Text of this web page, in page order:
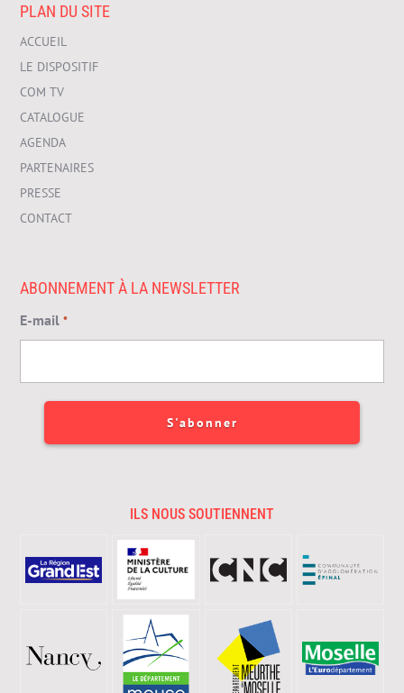
PLAN DU SITE
ACCUEIL
LE DISPOSITIF
COM TV
CATALOGUE
AGENDA
PARTENAIRES
PRESSE
CONTACT
ABONNEMENT À LA NEWSLETTER
E-mail *
ILS NOUS SOUTIENNENT